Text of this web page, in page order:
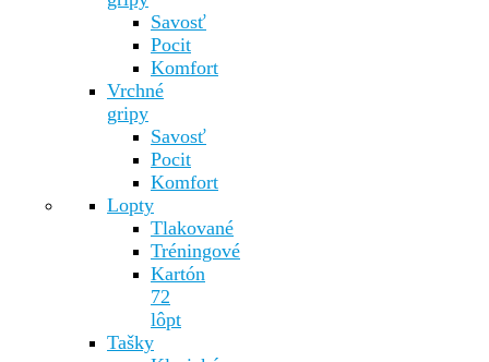
Savosť
Pocit
Komfort
Vrchné
gripy
Savosť
Pocit
Komfort
Lopty
Tlakované
Tréningové
Kartón
72
lôpt
Tašky